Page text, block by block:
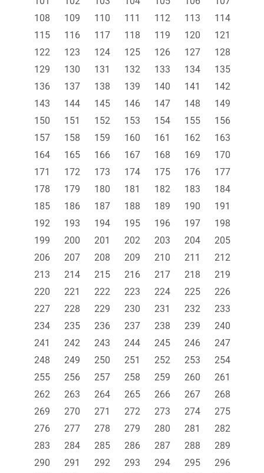
108
109 110 111 112 113
114
115
116 117 118 119 120
121
122
123 124 125 126 127
128
129
130 131 132 133 134
135
136
137 138 139 140 141
142
143
144 145 146 147 148
149
150
151 152 153 154 155
156
157
158 159 160 161 162
163
164
165 166 167 168 169
170
171
172 173 174 175 176
177
178
179 180 181 182 183
184
185
186 187 188 189 190
191
192
193 194 195 196 197
198
199
200 201 202 203 204
205
206
207 208 209 210 211
212
213
214 215 216 217 218
219
220
221 222 223 224 225
226
227
228 229 230 231 232
233
234
235 236 237 238 239
240
241
242 243 244 245 246
247
248
249 250 251 252 253
254
255
256 257 258 259 260
261
262
263 264 265 266 267
268
269
270 271 272 273 274
275
276
277 278 279 280 281
282
283
284 285 286 287 288
289
290
291 292 293 294 295
296